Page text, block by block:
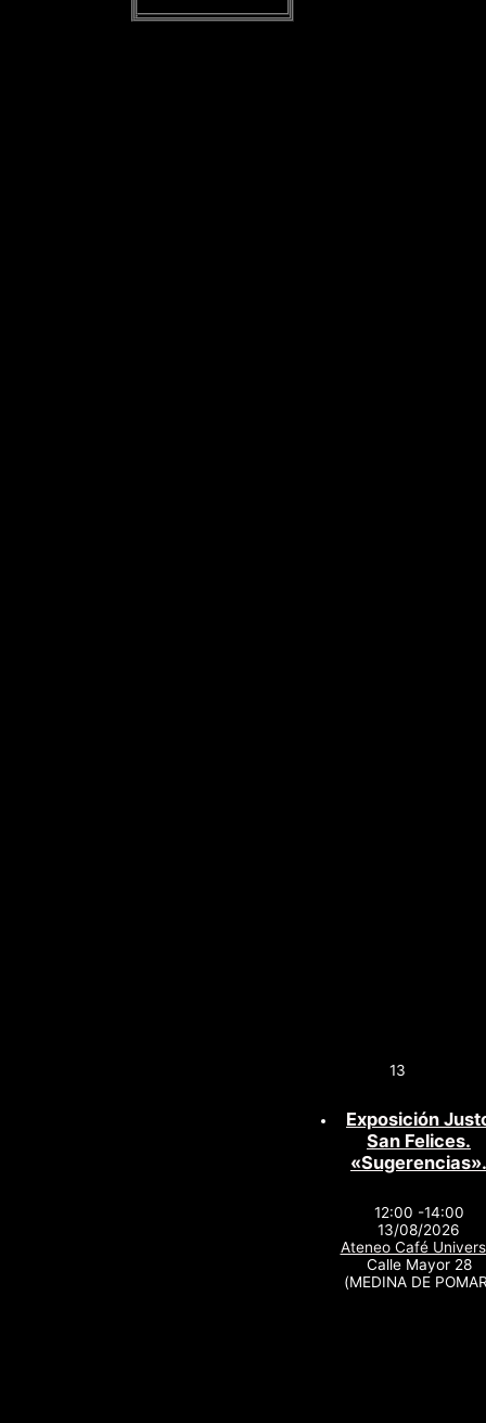
13
Exposición
San Felices.
«Sugerencias».
12:00 -14:00
13/08/2026
Ateneo Café
Calle Mayor 28
(MEDINA DE